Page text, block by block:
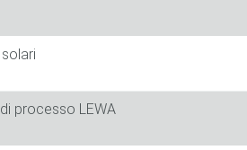
processo LEWA